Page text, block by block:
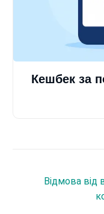
Кешбек за
Відмова від